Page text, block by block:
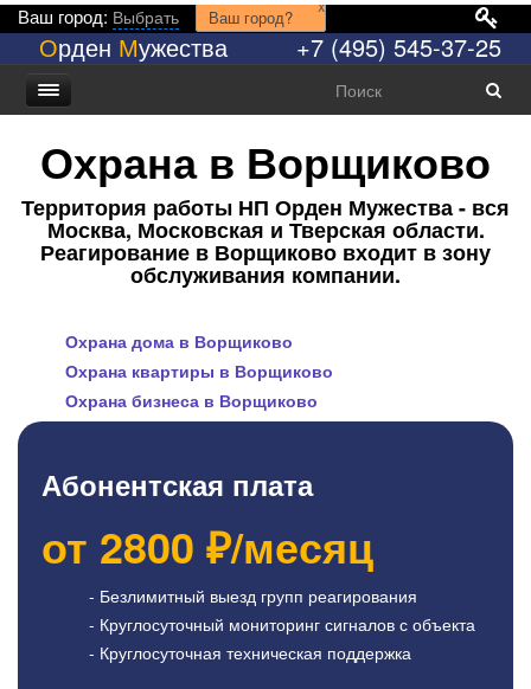
Ваш город: Выбрать Ваш город?
x
Орден Мужества +7 (495) 545-37-25
Охрана в Ворщиково
Территория работы НП Орден Мужества - вся
Москва, Московская и Тверская области.
Реагирование в Ворщиково входит в зону
обслуживания компании.
Охрана дома в Ворщиково
Охрана квартиры в Ворщиково
Охрана бизнеса в Ворщиково
Абонентская плата
от 2800 ₽/месяц
- Безлимитный выезд групп реагирования
- Круглосуточный мониторинг сигналов с объекта
- Круглосуточная техническая поддержка